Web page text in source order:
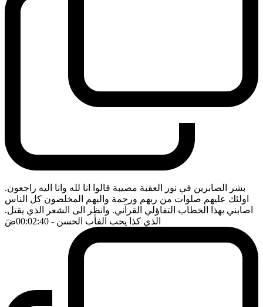
بشر الصابرين في نور العقبة مصيبة قالوا انا لله وانا اليه راجعون.
اولئك عليهم صلوات من ربهم ورحمة واليهم المخلصون كل الناس
اصابني بهذا الخطاب التفاؤلي القرآني. وانظر الى الشعر الذي يقتل.
الذي كذا يحب الفأب الحسن - 00:02:40 ضَ